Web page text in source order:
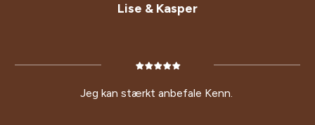
Lise & Kasper
Jeg kan stærkt anbefale Kenn.